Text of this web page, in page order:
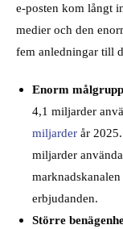
e-posten kom långt
medier och den
fem anledningar till
Enorm målgrupp
4,1 miljarder
miljarder år
miljarder
erbjudanden.
Större